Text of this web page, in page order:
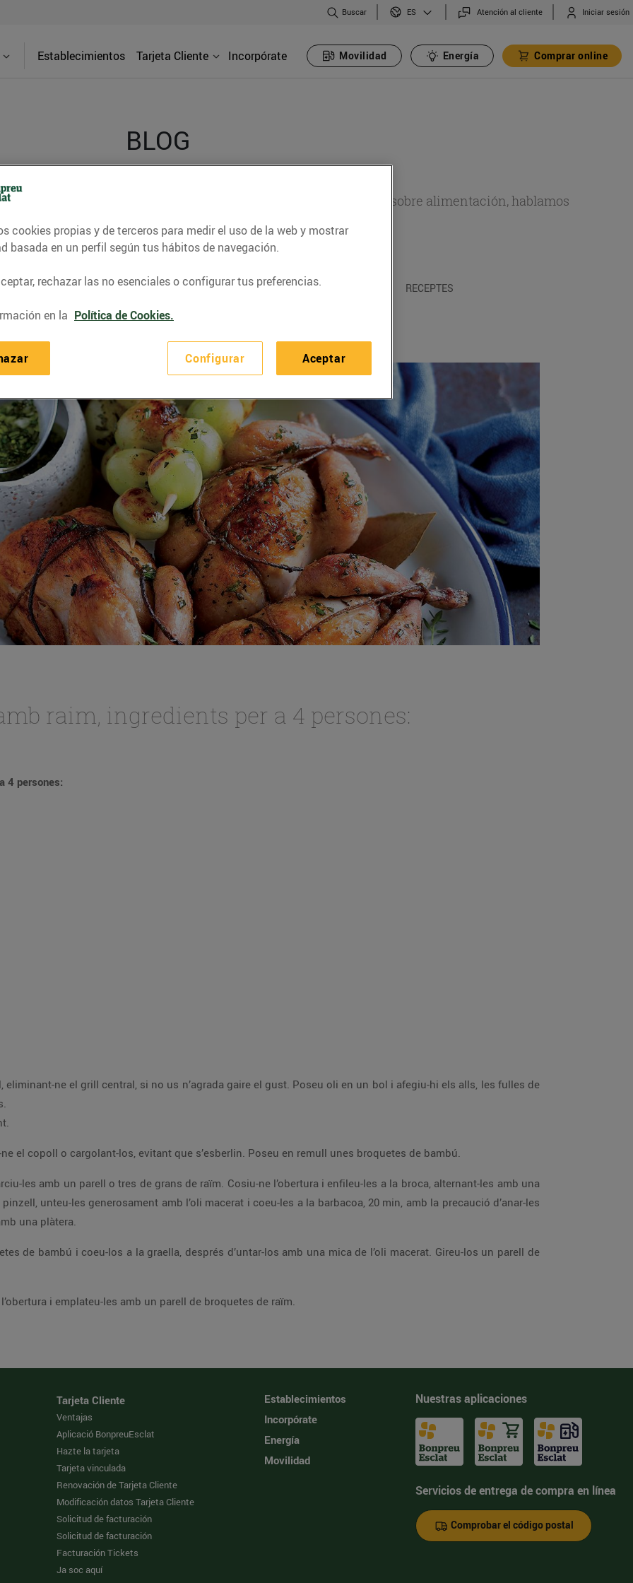
Buscar ES Atención al cliente Iniciar sesión
Establecimientos Tarjeta Cliente Incorpórate Movilidad Energía Comprar online
BLOG
recetas, consejos nutricionales, información de actualidad sobre alimentación, hablamos
gastronomía de nuestro territorio y muchos otros temas.
CONSELLS I HÀBITS SALUDABLES ENERGIA GASTRONOMIA I TRADICIONS RECEPTES
raim, ingredients per a 4 persones:
4 persones:
Renteu el raïm i separeu-ne els grans tallant-ne el copoll o cargolant-los, evitant que s’esberlin. Poseu en remull unes broquetes de bambú.
una plàtera.
los un parell de
Retireu les guatlles de l’enfilall, descosiu-ne l’obertura i emplateu-les amb un parell de broquetes de raïm.
Tarjeta Cliente
Ventajas
Aplicació BonpreuEsclat
Hazte la tarjeta
Tarjeta vinculada
Renovación de Tarjeta Cliente
Modificación datos Tarjeta Cliente
Solicitud de facturación
Solicitud de facturación
Facturación Tickets
Ja soc aquí
Establecimientos
Incorpórate
Energía
Movilidad
Nuestras aplicaciones
Servicios de entrega de compra en línea
Comprobar el código postal
cookies propias y de terceros para medir el uso de la web y mostrar
basada en un perfil según tus hábitos de navegación.
rechazar las no esenciales o configurar tus preferencias.
en la Política de Cookies.
Configurar Aceptar